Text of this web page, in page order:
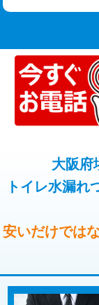
マス交換（土の
マス交換（深さ
コンクリート斫
コンクリート斫
モルタル補修（
モルタル補修（
トーラー機使用/
追加トーラー機
カメラ調査
止水・漏水調査
理・調整・分解
止水・漏水調査
理・調整・分解
止水・漏水調査
その他部品の脱
大阪府
トイレ水漏れ
安いだけでは